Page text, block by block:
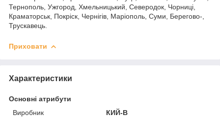
Тернополь, Ужгород, Хмельницький, Северодок, Чорниці,
Краматорськ, Покріск, Чернігів, Маріополь, Суми, Берегово-,
Трускавець.
Приховати
Характеристики
Основні атрибути
Виробник
КИЙ-В